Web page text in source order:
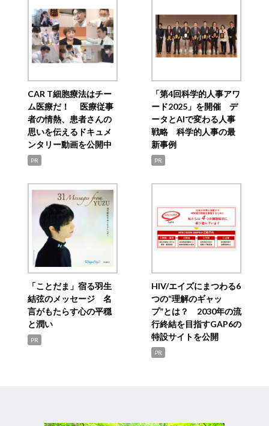
CAR T細胞療法はチー
ム医療だ！ 医療従事
者の情熱、患者さんの
思いを伝えるドキュメ
ンタリー動画を公開中
PR
「第4回科学的人事アワ
ード2025」を開催 デ
ータとAIで変わる人事
戦略 科学的人事の最
新事例
PR
「ことだま」宿る羽生
結弦のメッセージ 名
言がもたらす心の平穏
と潤い
PR
HIV/エイズにまつわる6
つの“理解のギャッ
プ”とは？ 2030年の流
行終結を目指すGAP6の
特設サイトを公開
PR